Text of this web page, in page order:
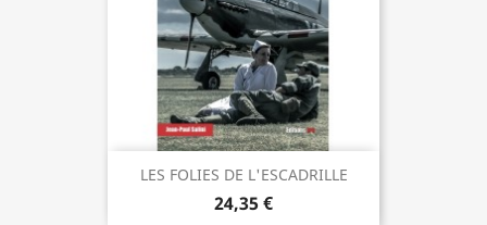
LES FOLIES DE L'ESCADRILLE
24,35 €